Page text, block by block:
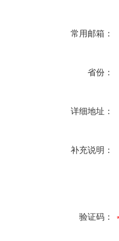
常用邮箱：
省份：
详细地址：
补充说明：
验证码：